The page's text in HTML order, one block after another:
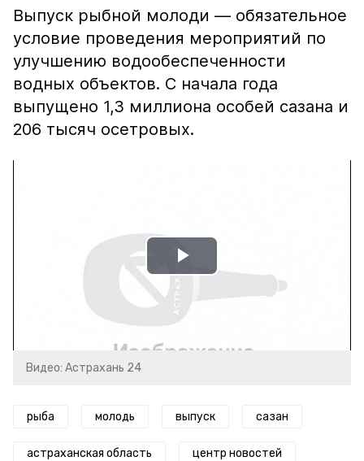
Выпуск рыбной молоди — обязательное
условие проведения мероприятий по
улучшению водообеспеченности
водных объектов. С начала года
выпущено 1,3 миллиона особей сазана и
206 тысяч осетровых.
Play
Video
Видео: Астрахань 24
рыба молодь выпуск сазан
астраханская область центр новостей